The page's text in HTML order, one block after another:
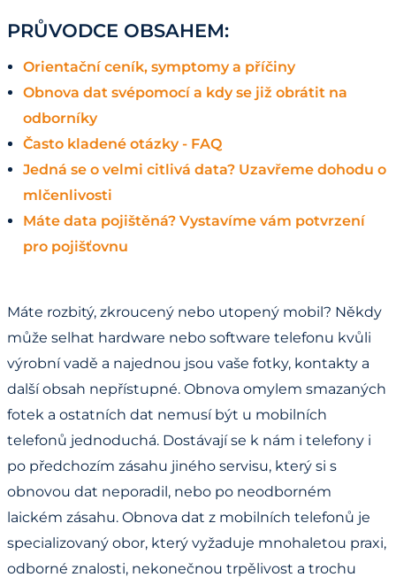
PRŮVODCE OBSAHEM:
Orientační ceník, symptomy a příčiny
Obnova dat svépomocí a kdy se již obrátit na
odborníky
Často kladené otázky - FAQ
Jedná se o velmi citlivá data? Uzavřeme dohodu o
mlčenlivosti
Máte data pojištěná? Vystavíme vám potvrzení
pro pojišťovnu
Máte rozbitý, zkroucený nebo utopený mobil? Někdy
může selhat hardware nebo software telefonu kvůli
výrobní vadě a najednou jsou vaše fotky, kontakty a
další obsah nepřístupné. Obnova omylem smazaných
fotek a ostatních dat nemusí být u mobilních
telefonů jednoduchá. Dostávají se k nám i telefony i
po předchozím zásahu jiného servisu, který si s
obnovou dat neporadil, nebo po neodborném
laickém zásahu. Obnova dat z mobilních telefonů je
specializovaný obor, který vyžaduje mnohaletou praxi,
odborné znalosti, nekonečnou trpělivost a trochu